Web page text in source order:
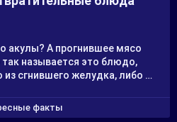
не всё так просто. На
долгие годы.
акулы? А прогнившее мясо
называется это блюдо,
сгнившего желудка, либо из
себе съедобно: она похожа
Зато запах стухшей и
факты